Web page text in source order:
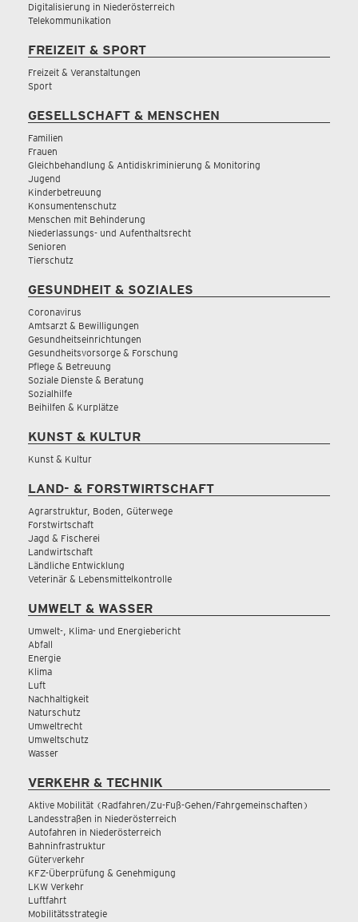
Digitalisierung in Niederösterreich
Telekommunikation
FREIZEIT & SPORT
Freizeit & Veranstaltungen
Sport
GESELLSCHAFT & MENSCHEN
Familien
Frauen
Gleichbehandlung & Antidiskriminierung & Monitoring
Jugend
Kinderbetreuung
Konsumentenschutz
Menschen mit Behinderung
Niederlassungs- und Aufenthaltsrecht
Senioren
Tierschutz
GESUNDHEIT & SOZIALES
Coronavirus
Amtsarzt & Bewilligungen
Gesundheitseinrichtungen
Gesundheitsvorsorge & Forschung
Pflege & Betreuung
Soziale Dienste & Beratung
Sozialhilfe
Beihilfen & Kurplätze
KUNST & KULTUR
Kunst & Kultur
LAND- & FORSTWIRTSCHAFT
Agrarstruktur, Boden, Güterwege
Forstwirtschaft
Jagd & Fischerei
Landwirtschaft
Ländliche Entwicklung
Veterinär & Lebensmittelkontrolle
UMWELT & WASSER
Umwelt-, Klima- und Energiebericht
Abfall
Energie
Klima
Luft
Nachhaltigkeit
Naturschutz
Umweltrecht
Umweltschutz
Wasser
VERKEHR & TECHNIK
Aktive Mobilität (Radfahren/Zu-Fuß-Gehen/Fahrgemeinschaften)
Landesstraßen in Niederösterreich
Autofahren in Niederösterreich
Bahninfrastruktur
Güterverkehr
KFZ-Überprüfung & Genehmigung
LKW Verkehr
Luftfahrt
Mobilitätsstrategie